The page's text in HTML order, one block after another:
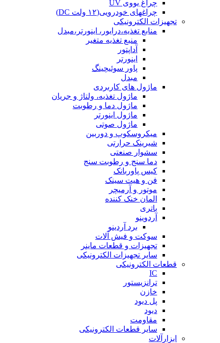
چراغ یووی UV
چراغهای خودرویی(۱۲ ولت DC)
تجهیزات الکترونیکی
منابع تغذیه،درایور، اینورتر،مبدل
منبع تغذیه متغیر
آداپتور
اینورتر
پاور سوئیچینگ
مبدل
ماژول های کاربردی
ماژول تغذیه، ولتاژ و جریان
ماژول دما و رطوبت
ماژول اینورتر
ماژول صوتی
میکروسکوپ و دوربین
شیرینک حرارتی
سشوار صنعتی
دما سنج و رطوبت سنج
کیس پاوربانک
فن و هیت سینک
موتور و آرمیچر
المان خنک کننده
باتری
آردوینو
برد آردینو
سوکت و فیش آلات
تجهیزات و قطعات ماینر
سایر تجهیزات الکترونیکی
قطعات الکترونیکی
IC
ترانزیستور
خازن
پل دیود
دیود
مقاومت
سایر قطعات الکترونیکی
ابزارآلات